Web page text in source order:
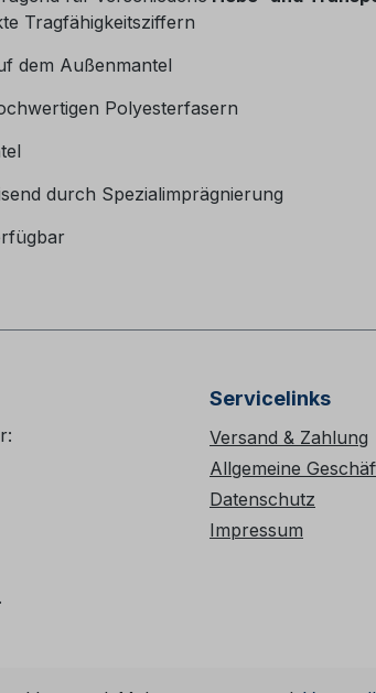
Tragfähigkeitsziffern
dem Außenmantel
Polyesterfasern
durch Spezialimprägnierung
Servicelinks
Versand & Zahlung
Allgemeine
Datenschutz
Impressum